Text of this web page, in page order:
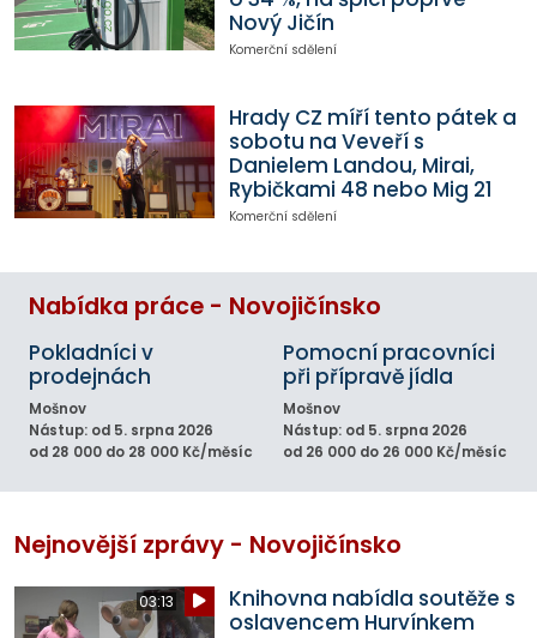
Nový Jičín
Komerční sdělení
Hrady CZ míří tento pátek a
sobotu na Veveří s
Danielem Landou, Mirai,
Rybičkami 48 nebo Mig 21
Komerční sdělení
Nabídka práce - Novojičínsko
Pokladníci v
prodejnách
Mošnov
Nástup: od 5. srpna 2026
od 28 000 do 28 000 Kč/měsíc
Pomocní pracovníci
při přípravě jídla
Mošnov
Nástup: od 5. srpna 2026
od 26 000 do 26 000 Kč/měsíc
Nejnovější zprávy - Novojičínsko
03:13
Knihovna nabídla soutěže s
oslavencem Hurvínkem